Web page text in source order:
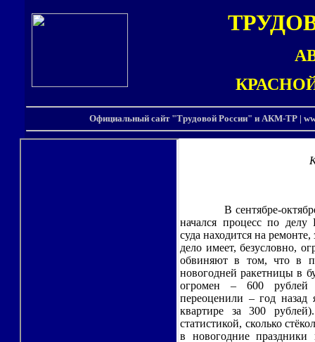
Официальный сайт "Трудовой России" и АКМ-ТР |
В сентябре-
начался процесс по делу
суда находится на
дело имеет, безусловно,
обвиняют в том, что в
новогодней ракетницы в
огромен – 600 рублей
переоценили – год назад
квартире за 300
статистикой, сколько
в новогодние